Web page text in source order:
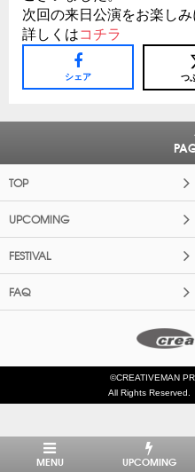
次回の来日公演をお楽しみ
詳しくはコチラ
シェア つ
TOP
UPCOMING
FESTIVAL
FAQ
©CREATIVEMAN
All Rights Reserved.
MENU UPCOMING